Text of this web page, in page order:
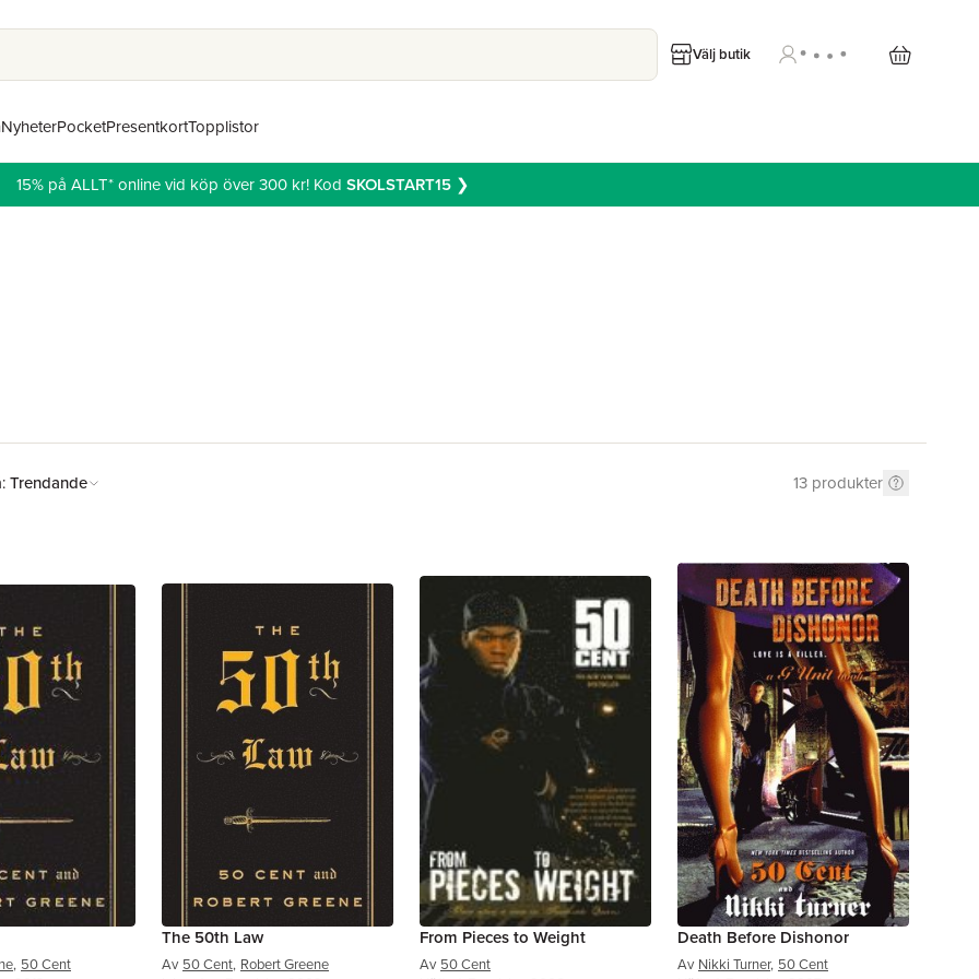
Välj butik
NyheterPocketPresentkortTopplistor
15% på ALLT* online vid köp över 300 kr! Kod SKOLSTART15❯
Trendande 13 produkter
, 50 Cent
The 50th Law
Av 50 Cent, Robert Greene
From Pieces to Weight
Av 50 Cent
Death Before Dishonor
Av Nikki Turner, 50 Cent